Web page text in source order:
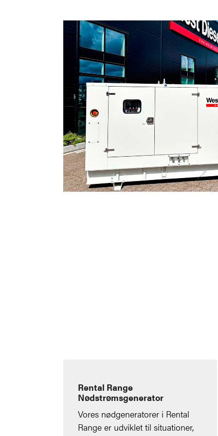
Rental Range
Nødstrømsgenerator
Vores nødgeneratorer i Rental
Range er udviklet til situationer,